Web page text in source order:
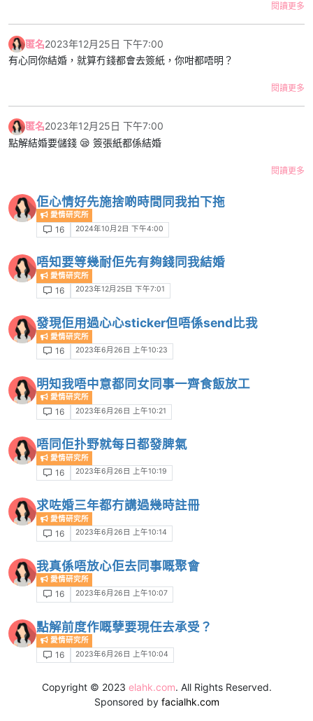
/p/ClYcOymJ5zn/
閱讀更多
匿名2023年12月25日 下午7:00
有心同你結婚，就算冇錢都會去簽紙，你咁都唔明？
閱讀更多
匿名2023年12月25日 下午7:00
點解結婚要儲錢 😪 簽張紙都係結婚
閱讀更多
佢心情好先施捨啲時間同我拍下拖
愛情研究所
16 2024年10月2日 下午4:00
唔知要等幾耐佢先有夠錢同我結婚
愛情研究所
16 2023年12月25日 下午7:01
發現佢用過心心sticker但唔係send比我
愛情研究所
16 2023年6月26日 上午10:23
明知我唔中意都同女同事一齊食飯放工
愛情研究所
16 2023年6月26日 上午10:21
唔同佢扑野就每日都發脾氣
愛情研究所
16 2023年6月26日 上午10:19
求咗婚三年都冇講過幾時註冊
愛情研究所
16 2023年6月26日 上午10:14
我真係唔放心佢去同事嘅聚會
愛情研究所
16 2023年6月26日 上午10:07
點解前度作嘅孽要現任去承受？
愛情研究所
16 2023年6月26日 上午10:04
Copyright © 2023 elahk.com. All Rights Reserved.
Sponsored by facialhk.com